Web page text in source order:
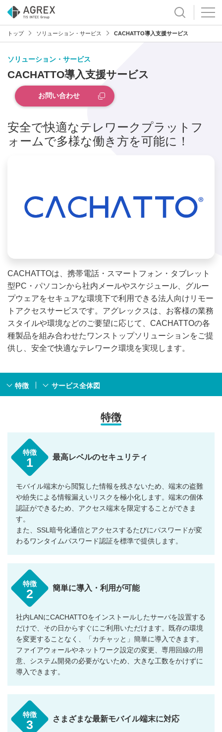
トップ ソリューション・サービス CACHATTO導入支援サービス
ソリューション・サービス
CACHATTO導入支援サービス
お問い合わせ
安全で快適なテレワークプラットフ
ォームで多様な働き方を可能に！
CACHATTOは、携帯電話・スマートフォン・タブレット
型PC・パソコンから社内メールやスケジュール、グルー
プウェアをセキュアな環境下で利用できる法人向けリモー
トアクセスサービスです。アグレックスは、お客様の業務
スタイルや環境などのご要望に応じて、CACHATTOの各
種製品を組み合わせたワンストップソリューションをご提
供し、安全で快適なテレワーク環境を実現します。
特徴 サービス全体図
特徴
特徴
1 最高レベルのセキュリティ
モバイル端末から閲覧した情報を残さないため、端末の盗難
や紛失による情報漏えいリスクを極小化します。端末の個体
認証ができるため、アクセス端末を限定することができま
す。
また、SSL暗号化通信とアクセスするたびにパスワードが変
わるワンタイムパスワード認証を標準で提供します。
特徴
2 簡単に導入・利用が可能
社内LANにCACHATTOをインストールしたサーバを設置する
だけで、その日からすぐにご利用いただけます。既存の環境
を変更することなく、「カチャッと」簡単に導入できます。
ファイアウォールやネットワーク設定の変更、専用回線の用
意、システム開発の必要がないため、大きな工数をかけずに
導入できます。
特徴
3 さまざまな最新モバイル端末に対応